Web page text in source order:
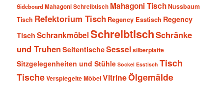
SideboardMahagoni Schreibtisch Mahagoni TischNussbaum
Tisch Refektorium Tisch Regency Esstisch Regency
Tisch SchrankmöbelSchreibtischSchränke
und TruhenSeitentischeSesselsilberplatte
Sitzgelegenheiten und Stühle Sockel Esstisch Tisch
TischeVerspiegelte MöbelVitrineÖlgemälde